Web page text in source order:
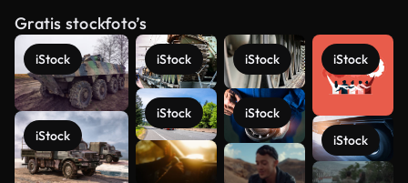
Gratis stockfoto’s
iStock
iStock
iStock
iStock
iStock
iStock
iStock
iStock
Meer